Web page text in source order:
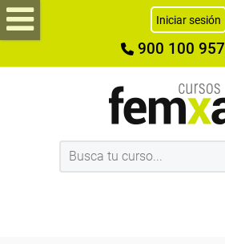
Iniciar sesión
900 100 957